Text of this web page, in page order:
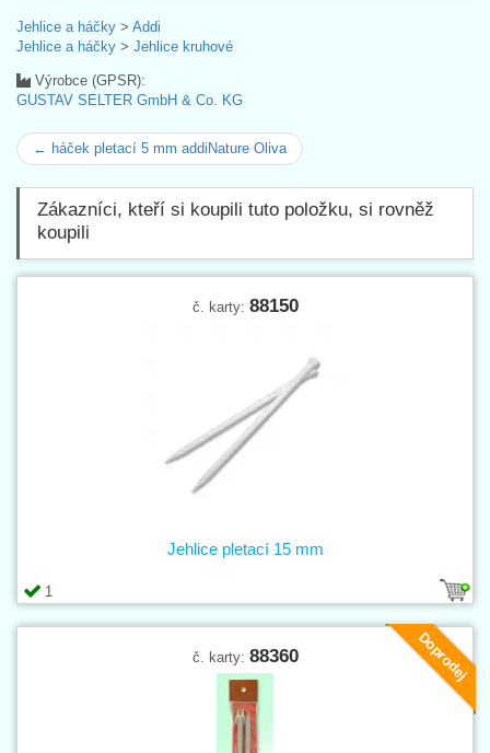
Jehlice a háčky > Addi
Jehlice a háčky > Jehlice kruhové
Výrobce (GPSR):
GUSTAV SELTER GmbH & Co. KG
← háček pletací 5 mm addiNature Oliva
Zákazníci, kteří si koupili tuto položku, si rovněž
koupili
č. karty: 88150
1
Jehlice pletací 15 mm
Doprodej
č. karty: 88360